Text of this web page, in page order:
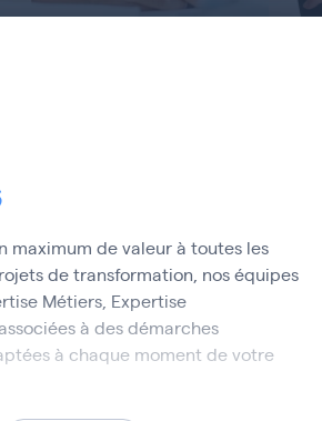
maximum de valeur à toutes les
de transformation, nos équipes
Métiers, Expertise
à des démarches
à chaque moment de votre